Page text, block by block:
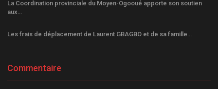
La Coordination provinciale du Moyen-Ogooué apporte son soutien
aux…
Les frais de déplacement de Laurent GBAGBO et de sa famille…
Commentaire